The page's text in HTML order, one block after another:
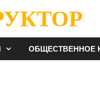
ОБЩЕСТВЕННОЕ